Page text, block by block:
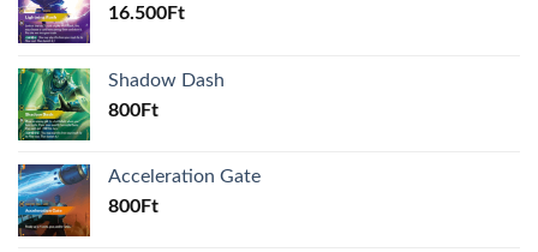
16.500Ft
Shadow Dash
800Ft
Acceleration Gate
800Ft